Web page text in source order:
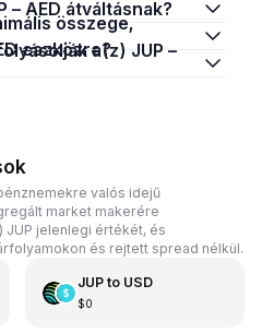
– AED átváltásnak?
eszközre?
valós idejű
market makerére
JUP jelenlegi értékét, és
és rejtett spread nélkül.
JUPto USD
$0